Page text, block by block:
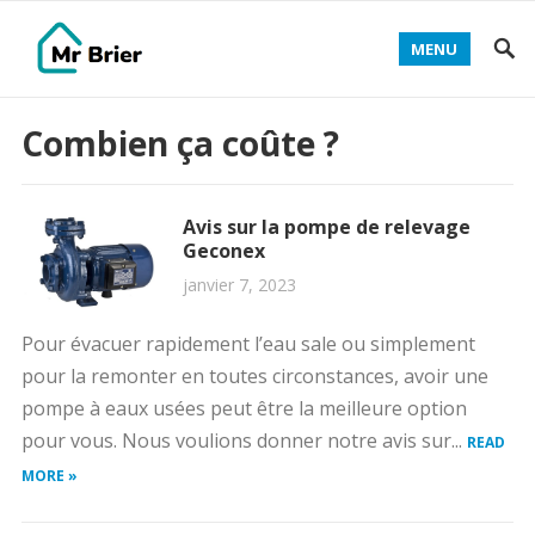
MENU
Combien ça coûte ?
Avis sur la pompe de relevage
Geconex
janvier 7, 2023
Pour évacuer rapidement l’eau sale ou simplement
pour la remonter en toutes circonstances, avoir une
pompe à eaux usées peut être la meilleure option
pour vous. Nous voulions donner notre avis sur... READ
MORE »